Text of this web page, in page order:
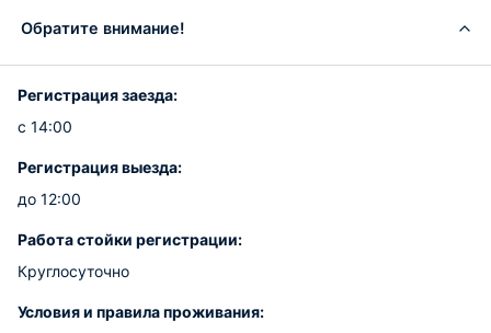
Обратите внимание!
Регистрация заезда:
с 14:00
Регистрация выезда:
до 12:00
Работа стойки регистрации:
Круглосуточно
Условия и правила проживания: